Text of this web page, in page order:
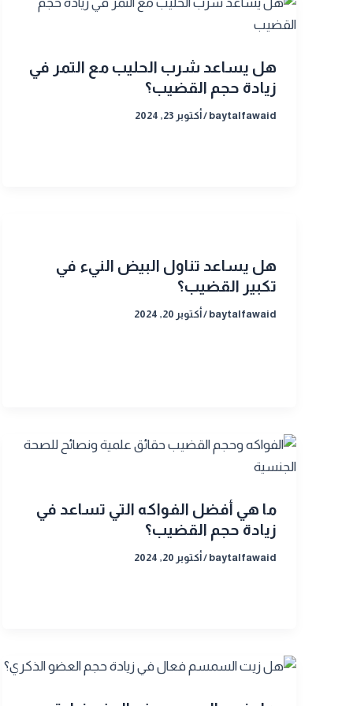
هل يساعد شرب الحليب مع التمر في
زيادة حجم القضيب؟
baytalfawaid
/أكتوبر 23, 2024
هل يساعد تناول البيض النيء في
تكبير القضيب؟
baytalfawaid
/أكتوبر 20, 2024
ما هي أفضل الفواكه التي تساعد في
زيادة حجم القضيب؟
baytalfawaid
/أكتوبر 20, 2024